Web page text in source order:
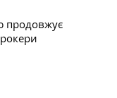
продовжує